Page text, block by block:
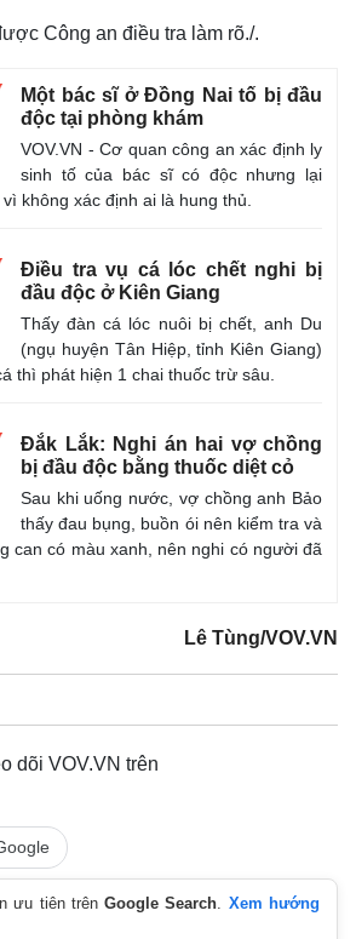
Multimedia
E-Magazine
Infographic
Công an điều tra làm rõ./.
Một bác sĩ ở Đồng Nai tố bị đầu
độc tại phòng khám
VOV.VN - Cơ quan công an xác định ly
sinh tố của bác sĩ có độc nhưng lại
không xác định ai là hung thủ.
Điều tra vụ cá lóc chết nghi bị
đầu độc ở Kiên Giang
Thấy đàn cá lóc nuôi bị chết, anh Du
(ngụ huyện Tân Hiệp, tỉnh Kiên Giang)
thì phát hiện 1 chai thuốc trừ sâu.
Đắk Lắk: Nghi án hai vợ chồng
bị đầu độc bằng thuốc diệt cỏ
Sau khi uống nước, vợ chồng anh Bảo
thấy đau bụng, buồn ói nên kiểm tra và
can có màu xanh, nên nghi có người đã
Lê Tùng/VOV.VN
dõi VOV.VN trên
ưu tiên trênGoogle Search. Xem hướng